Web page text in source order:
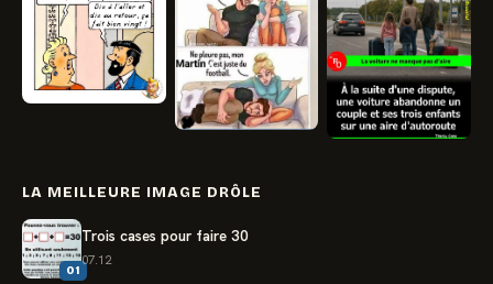
LA MEILLEURE IMAGE DRÔLE
01
Trois cases pour faire 30
07.12